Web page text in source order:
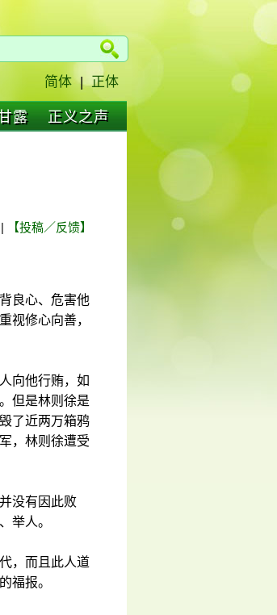
简体 | 正体
露 正义之声
| 【投稿／反馈】
良心、危害他
视修心向善，
向他行贿，如
但是林则徐是
了近两万箱鸦
，林则徐遭受
没有因此败
举人。
，而且此人道
福报。